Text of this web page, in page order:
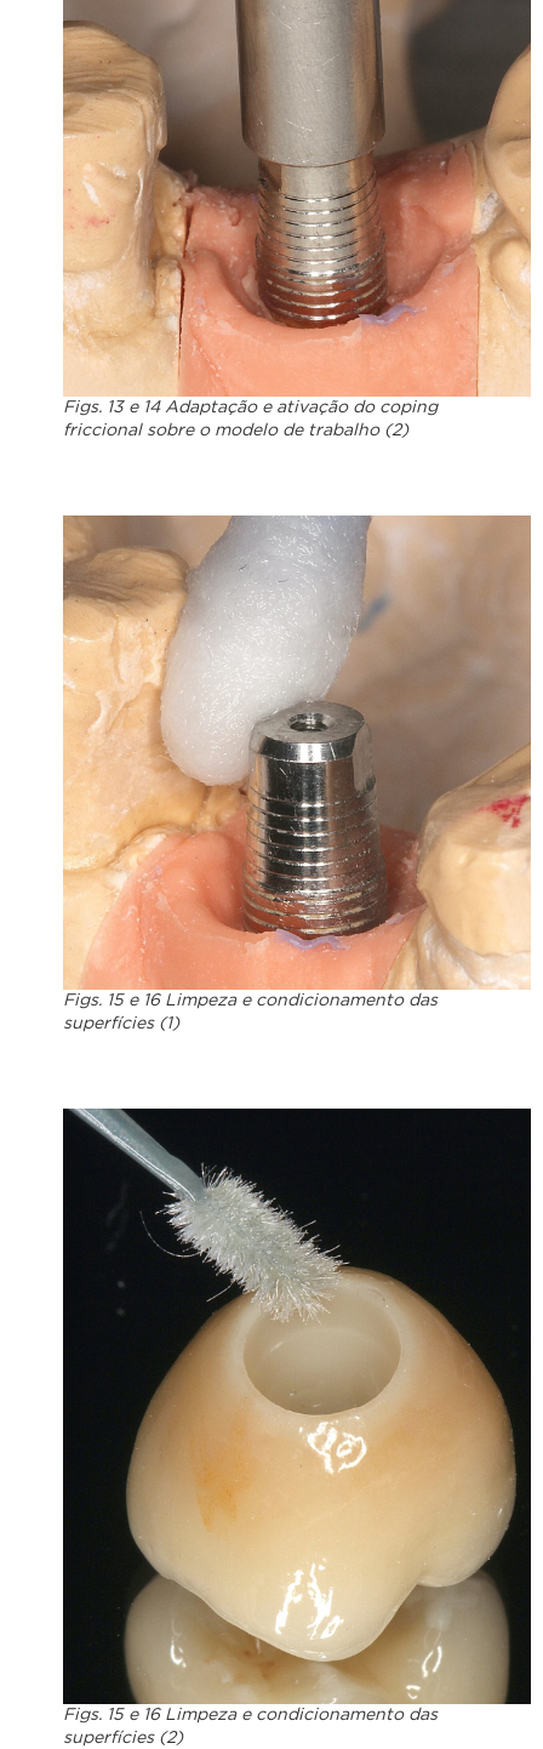
Figs. 13 e 14 Adaptação e ativação do coping
friccional sobre o modelo de trabalho (2)
Figs. 15 e 16 Limpeza e condicionamento das
superfícies (1)
Figs. 15 e 16 Limpeza e condicionamento das
superfícies (2)